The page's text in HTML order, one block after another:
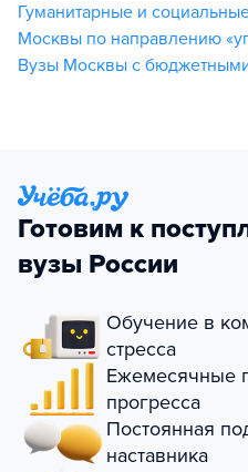
Гуманитарные и
Москвы по направлению
Вузы Москвы с
Готовим к
вузы России
Обучение в
стресса
Ежемесячные
прогресса
Постоянная
наставника